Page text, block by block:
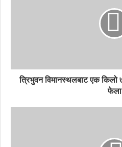
त्रिभुवन विमानस्थलबाट एक किलो
फेला